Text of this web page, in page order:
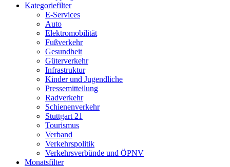
Kategoriefilter
E-Services
Auto
Elektromobilität
Fußverkehr
Gesundheit
Güterverkehr
Infrastruktur
Kinder und Jugendliche
Pressemitteilung
Radverkehr
Schienenverkehr
Stuttgart 21
Tourismus
Verband
Verkehrspolitik
Verkehrsverbünde und ÖPNV
Monatsfilter